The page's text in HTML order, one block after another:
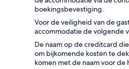
boekingsbevestiging.
Voor de veiligheid van de
accommodatie de volgende
De naam op de creditcard
om bijkomende kosten te
komen met de naam voor